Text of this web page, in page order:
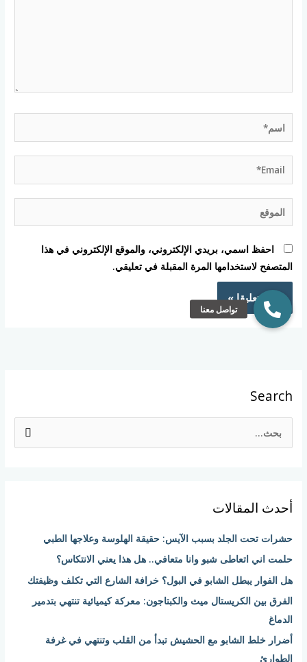
اسم*
Email*
الموقع
احفظ اسمي، بريدي الإلكتروني، والموقع الإلكتروني في هذا
المتصفح لاستخدامها المرة المقبلة في تعليقي.
Search
ث
ن
:
أحدث المقالات
حشرات تحت الجلد بسبب الآيس: حقيقة الهلوسة وعلاجها الطبي
حلمت اني اتعاطى شبو وانا متعافي.. هل هذا يعني الانتكاس؟
هل الفوار يبطل الشابو في البول؟ خرافة الشارع التي تكلف وظيفتك
الفرق بين الكريستال ميث والكبتاجون: معركة كيميائية تنتهي بتدمير
الدماغ
أضرار خلط الشابو مع الحشيش تبدأ من القلب وتنتهي في غرفة
الطوارئ